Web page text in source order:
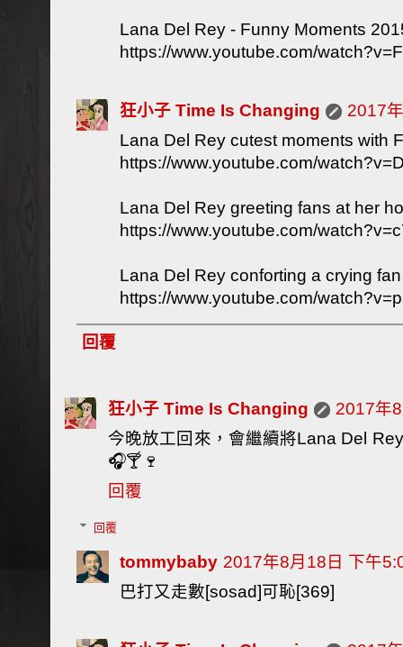
Lana Del Rey - Funny Moments
https://www.youtube.com/
狂小子 Time Is Changing
2017
Lana Del Rey cutest moments with
https://www.youtube.com/
Lana Del Rey greeting fans at her
https://www.youtube.com/
Lana Del Rey conforting a crying
https://www.youtube.com/
回覆
狂小子 Time Is Changing
2017年
今晚放工回來，會繼續將Lana Del
🎧🍸🍷
回覆
回覆
tommybaby 2017年8月18日 下午
巴打又走數[sosad]可恥[369]